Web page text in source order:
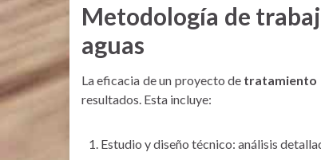
Metodología de
aguas
La eficacia de un proyecto de tratamiento
resultados. Esta incluye:
Estudio y diseño técnico: análisis